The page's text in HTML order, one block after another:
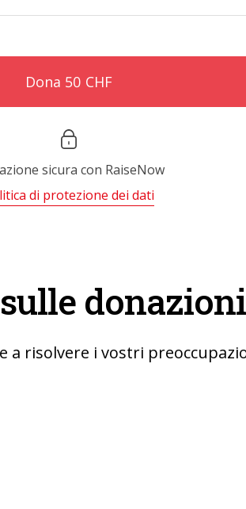
Dona 50 CHF
sicura con RaiseNow
di protezione dei dati
a risolvere i vostri